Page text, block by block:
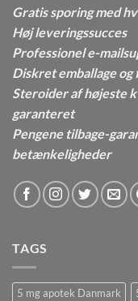
Gratis sporing med
Høj leveringssucces
Professionel e-
Diskret emballage
Steroider af højeste
garanteret
Pengene tilbage-
betænkeligheder
TAGS
5 mg apotek Danmark